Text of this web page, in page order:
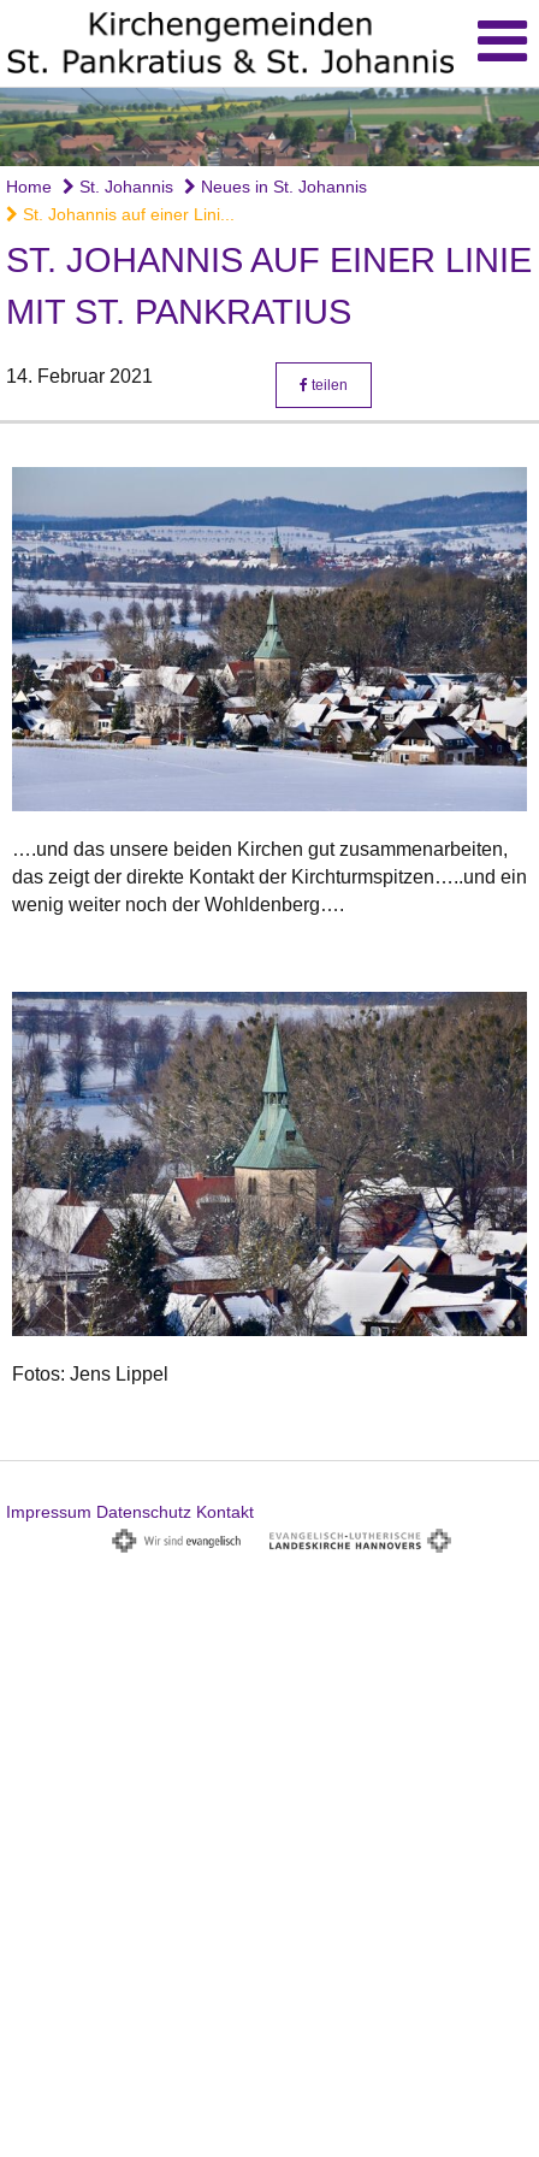
Home St. Johannis
Neues in St. Johannis
St. Johannis auf einer Lini...
ST. JOHANNIS AUF EINER LINIE
MIT ST. PANKRATIUS
14. Februar 2021 teilen
….und das unsere beiden Kirchen gut zusammenarbeiten,
das zeigt der direkte Kontakt der Kirchturmspitzen…..und ein
wenig weiter noch der Wohldenberg….
Fotos: Jens Lippel
Impressum Datenschutz Kontakt